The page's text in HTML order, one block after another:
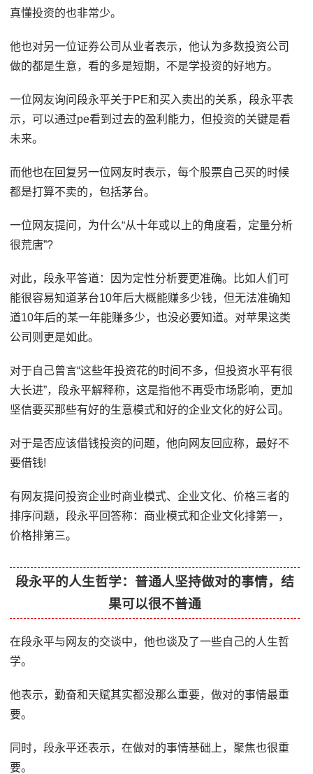
真懂投资的也非常少。
他也对另一位证券公司从业者表示，他认为多数投资公司
做的都是生意，看的多是短期，不是学投资的好地方。
一位网友询问段永平关于PE和买入卖出的关系，段永平表
示，可以通过pe看到过去的盈利能力，但投资的关键是看
未来。
而他也在回复另一位网友时表示，每个股票自己买的时候
都是打算不卖的，包括茅台。
一位网友提问，为什么“从十年或以上的角度看，定量分析
很荒唐”?
对此，段永平答道：因为定性分析要更准确。比如人们可
能很容易知道茅台10年后大概能赚多少钱，但无法准确知
道10年后的某一年能赚多少，也没必要知道。对苹果这类
公司则更是如此。
对于自己曾言“这些年投资花的时间不多，但投资水平有很
大长进”，段永平解释称，这是指他不再受市场影响，更加
坚信要买那些有好的生意模式和好的企业文化的好公司。
对于是否应该借钱投资的问题，他向网友回应称，最好不
要借钱!
有网友提问投资企业时商业模式、企业文化、价格三者的
排序问题，段永平回答称：商业模式和企业文化排第一，
价格排第三。
段永平的人生哲学：普通人坚持做对的事情，结
果可以很不普通
在段永平与网友的交谈中，他也谈及了一些自己的人生哲
学。
他表示，勤奋和天赋其实都没那么重要，做对的事情最重
要。
同时，段永平还表示，在做对的事情基础上，聚焦也很重
要。